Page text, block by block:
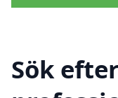
Sök